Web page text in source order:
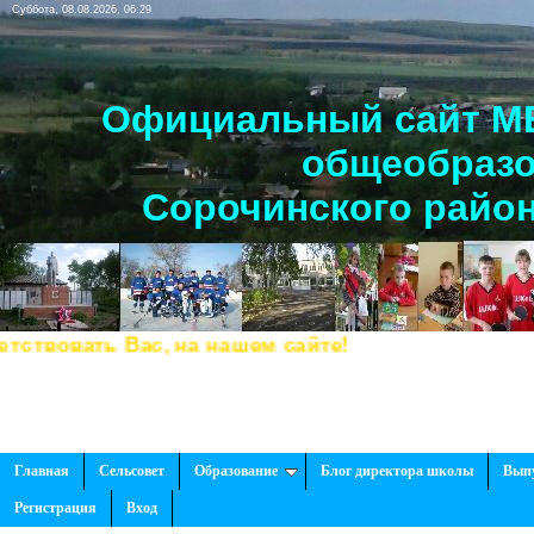
Суббота, 08.08.2026, 06:29
Официальный сайт
Сорочинского
Вас, на нашем сайте!
Главная Сельсовет Образование Блог директора школы
Регистрация Вход